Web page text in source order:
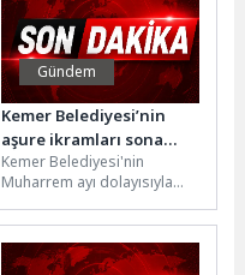
Gündem
Kemer Belediyesi’nin
aşure ikramları sona
erdi
Kemer Belediyesi'nin
Muharrem ayı dolayısıyla
programı Ulupınar
Mahallesi’ne bağlı Çıralı’da
sona erdi. Çıralı’da...